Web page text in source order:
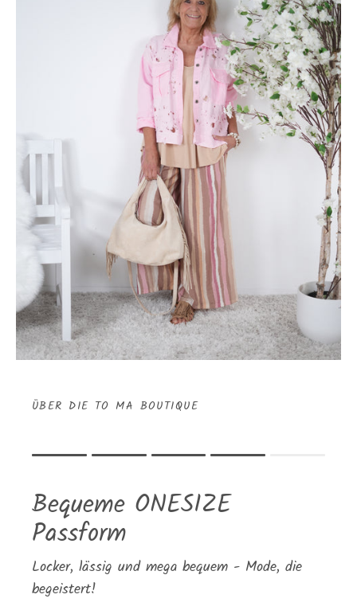
ÜBER DIE TO MA BOUTIQUE
Rating of 1 means .
The rating of this product for "" is 4.
Bequeme ONESIZE
Passform
Locker, lässig und mega bequem - Mode, die
begeistert!